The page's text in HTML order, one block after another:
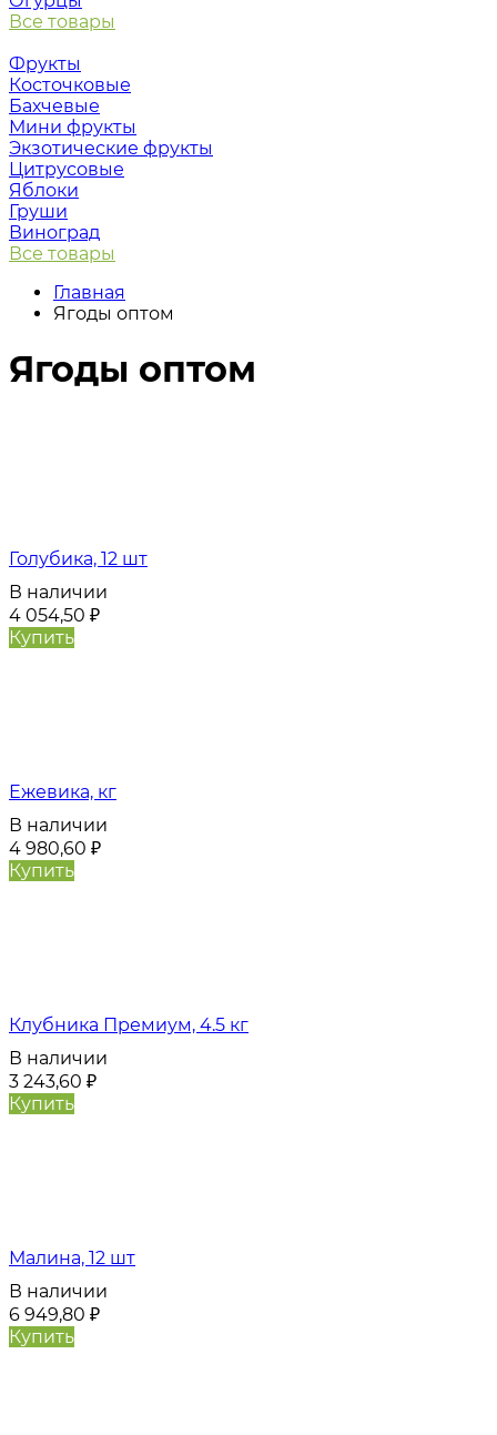
Все товары
Фрукты
Косточковые
Бахчевые
Мини фрукты
Экзотические фрукты
Цитрусовые
Яблоки
Груши
Виноград
Все товары
Главная
Ягоды оптом
Ягоды оптом
Голубика, 12 шт
В наличии
4 054,50 ₽
Купить
Ежевика, кг
В наличии
4 980,60 ₽
Купить
Клубника Премиум, 4.5 кг
В наличии
3 243,60 ₽
Купить
Малина, 12 шт
В наличии
6 949,80 ₽
Купить